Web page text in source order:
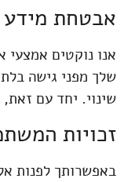
אבטחת מידע
אנו נוקטים
שלך מפני גישה
שינוי. יחד עם
זכויות
באפשרותך לפנות